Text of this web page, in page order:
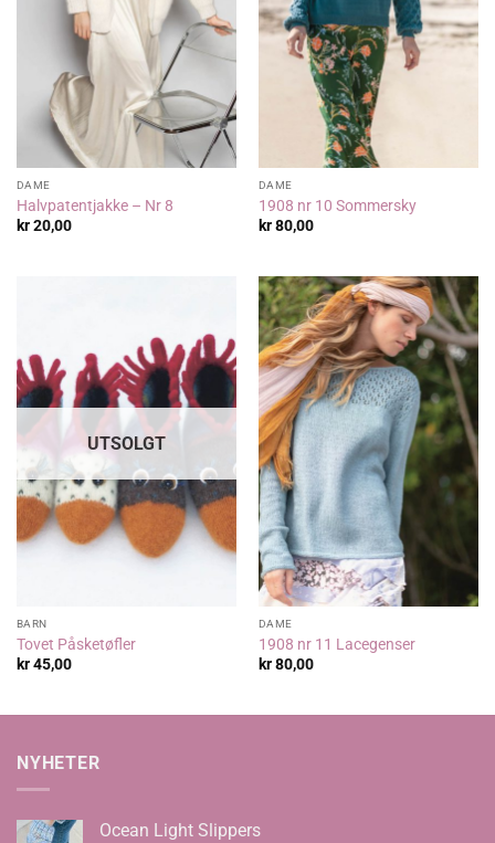
DAME
Halvpatentjakke – Nr 8
kr20,00
DAME
1908 nr 10 Sommersky
kr80,00
UTSOLGT
BARN
Tovet Påsketøfler
kr45,00
DAME
1908 nr 11 Lacegenser
kr80,00
NYHETER
Ocean Light Slippers